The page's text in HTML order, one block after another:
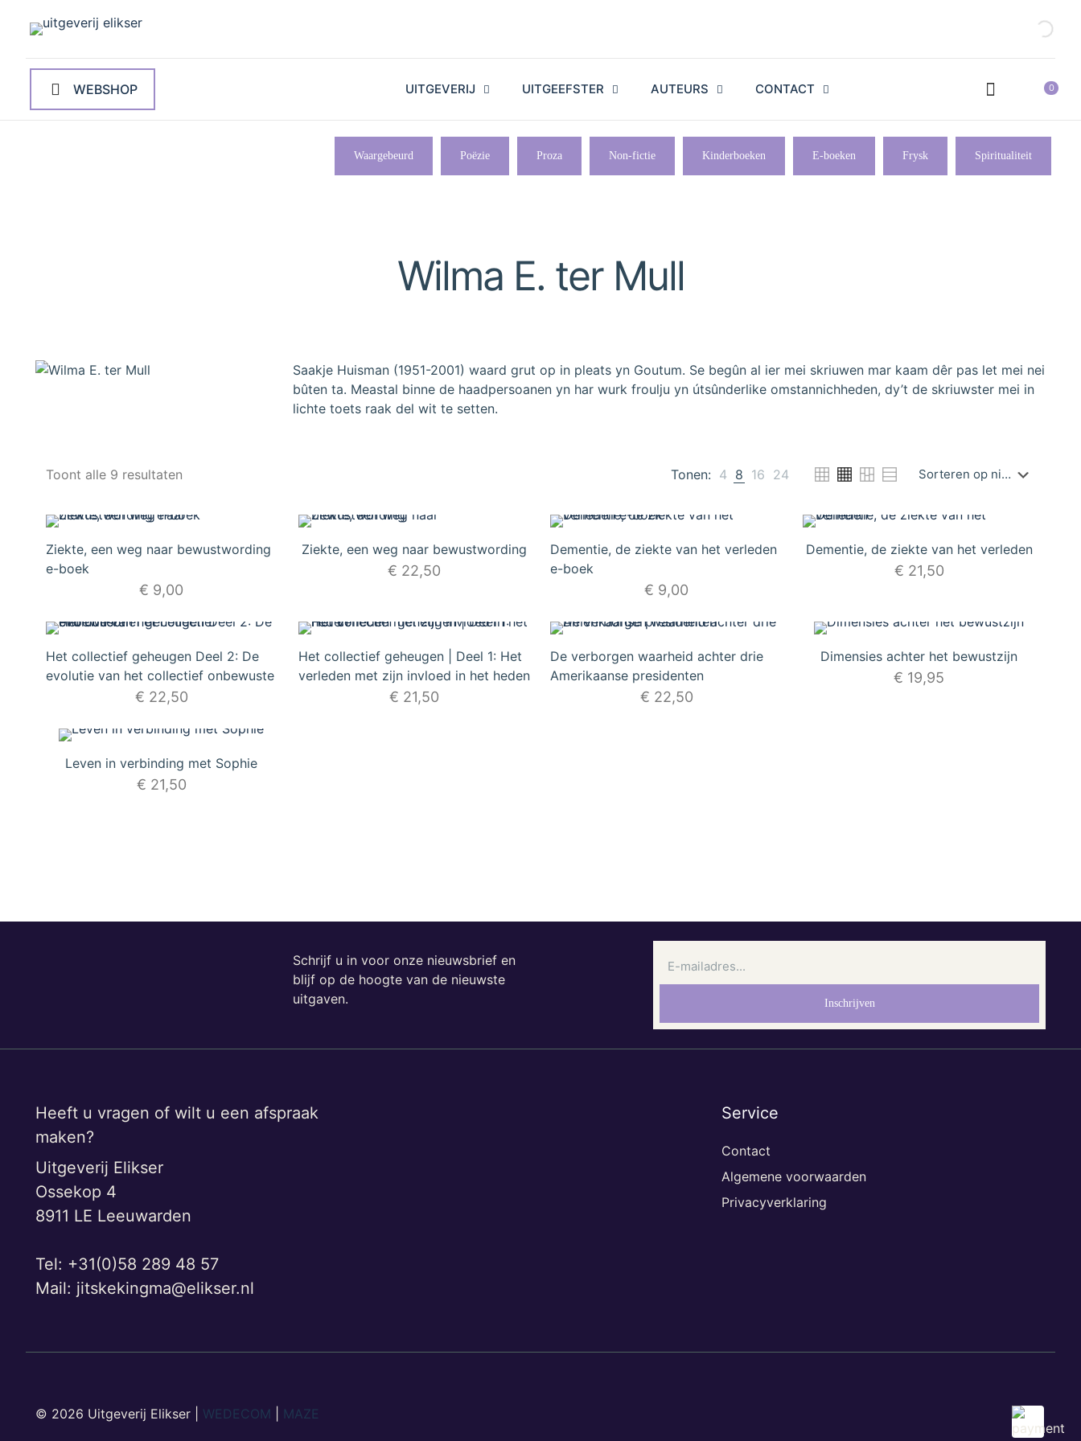
WEBSHOP UITGEVERIJ UITGEEFSTER AUTEURS CONTACT 0
Waargebeurd Poëzie Proza Non-fictie Kinderboeken E-boeken Frysk Spiritualiteit
Wilma E. ter Mull
Saakje Huisman (1951-2001) waard grut op in pleats yn Goutum. Se begûn al ier mei skriuwen mar kaam dêr pas let mei nei
bûten ta. Meastal binne de haadpersoanen yn har wurk froulju yn útsûnderlike omstannichheden, dy’t de skriuwster mei in
lichte toets raak del wit te setten.
Toont alle 9 resultatenGesorteerd
nieuwste
Tonen: 4 8 16 24
Ziekte, een weg naar bewustwording
e-boek
€ 9,00
Ziekte, een weg naar bewustwording
€ 22,50
Dementie, de ziekte van het verleden
e-boek
€ 9,00
Dementie, de ziekte van het verleden
€ 21,50
Het collectief geheugen Deel 2: De
evolutie van het collectief onbewuste
€ 22,50
Het collectief geheugen | Deel 1: Het
verleden met zijn invloed in het heden
€ 21,50
De verborgen waarheid achter drie
Amerikaanse presidenten
€ 22,50
Dimensies achter het bewustzijn
€ 19,95
Leven in verbinding met Sophie
€ 21,50
Schrijf u in voor onze nieuwsbrief en
blijf op de hoogte van de nieuwste
uitgaven.
Heeft u vragen of wilt u een afspraak
maken?
Uitgeverij Elikser
Ossekop 4
8911 LE Leeuwarden
Tel: +31(0)58 289 48 57
Mail: jitskekingma@elikser.nl
Service
Contact
Algemene voorwaarden
Privacyverklaring
© 2026 Uitgeverij Elikser | WEDECOM MAZE